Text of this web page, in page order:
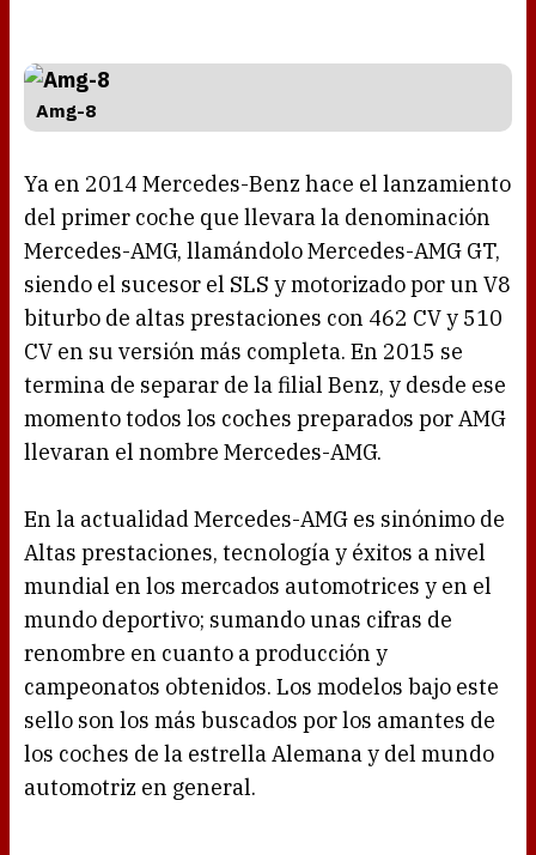
Amg-8
Ya en 2014 Mercedes-Benz hace el lanzamiento
del primer coche que llevara la denominación
Mercedes-AMG, llamándolo Mercedes-AMG GT,
siendo el sucesor el SLS y motorizado por un V8
biturbo de altas prestaciones con 462 CV y 510
CV en su versión más completa. En 2015 se
termina de separar de la filial Benz, y desde ese
momento todos los coches preparados por AMG
llevaran el nombre Mercedes-AMG.
En la actualidad Mercedes-AMG es sinónimo de
Altas prestaciones, tecnología y éxitos a nivel
mundial en los mercados automotrices y en el
mundo deportivo; sumando unas cifras de
renombre en cuanto a producción y
campeonatos obtenidos. Los modelos bajo este
sello son los más buscados por los amantes de
los coches de la estrella Alemana y del mundo
automotriz en general.